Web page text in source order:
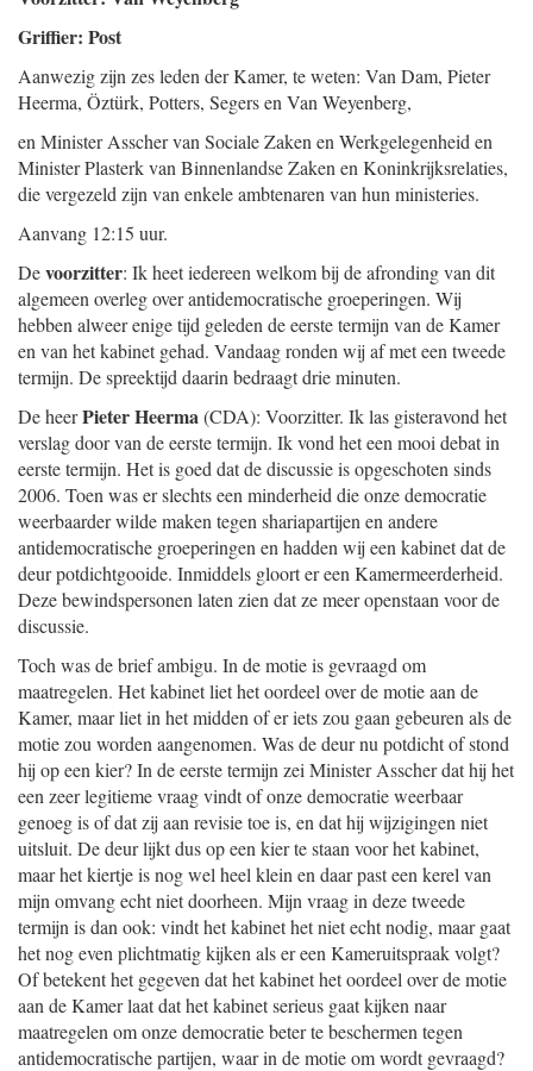
Griffier: Post
Aanwezig zijn zes leden der Kamer, te weten: Van Dam, Pieter
Heerma, Öztürk, Potters, Segers en Van Weyenberg,
en Minister Asscher van Sociale Zaken en Werkgelegenheid en
Minister Plasterk van Binnenlandse Zaken en Koninkrijksrelaties,
die vergezeld zijn van enkele ambtenaren van hun ministeries.
Aanvang 12:15 uur.
Devoorzitter: Ik heet iedereen welkom bij de afronding van dit
algemeen overleg over antidemocratische groeperingen. Wij
hebben alweer enige tijd geleden de eerste termijn van de Kamer
en van het kabinet gehad. Vandaag ronden wij af met een tweede
termijn. De spreektijd daarin bedraagt drie minuten.
De heerPieter Heerma(CDA): Voorzitter. Ik las gisteravond het
verslag door van de eerste termijn. Ik vond het een mooi debat in
eerste termijn. Het is goed dat de discussie is opgeschoten sinds
2006. Toen was er slechts een minderheid die onze democratie
weerbaarder wilde maken tegen shariapartijen en andere
antidemocratische groeperingen en hadden wij een kabinet dat de
deur potdichtgooide. Inmiddels gloort er een Kamermeerderheid.
Deze bewindspersonen laten zien dat ze meer openstaan voor de
discussie.
Toch was de brief ambigu. In de motie is gevraagd om
maatregelen. Het kabinet liet het oordeel over de motie aan de
Kamer, maar liet in het midden of er iets zou gaan gebeuren als de
motie zou worden aangenomen. Was de deur nu potdicht of stond
hij op een kier? In de eerste termijn zei Minister Asscher dat hij het
een zeer legitieme vraag vindt of onze democratie weerbaar
genoeg is of dat zij aan revisie toe is, en dat hij wijzigingen niet
uitsluit. De deur lijkt dus op een kier te staan voor het kabinet,
maar het kiertje is nog wel heel klein en daar past een kerel van
mijn omvang echt niet doorheen. Mijn vraag in deze tweede
termijn is dan ook: vindt het kabinet het niet echt nodig, maar gaat
het nog even plichtmatig kijken als er een Kameruitspraak volgt?
Of betekent het gegeven dat het kabinet het oordeel over de motie
aan de Kamer laat dat het kabinet serieus gaat kijken naar
maatregelen om onze democratie beter te beschermen tegen
antidemocratische partijen, waar in de motie om wordt gevraagd?